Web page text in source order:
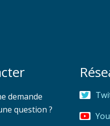
demande
question ?